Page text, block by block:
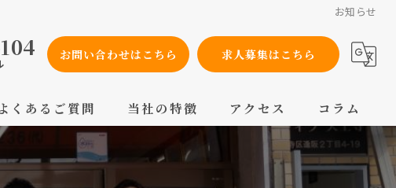
お知らせ
お問い合わせはこちら 求人募集はこちら
よくあるご質問 当社の特徴
設備工事
アクセス コラム